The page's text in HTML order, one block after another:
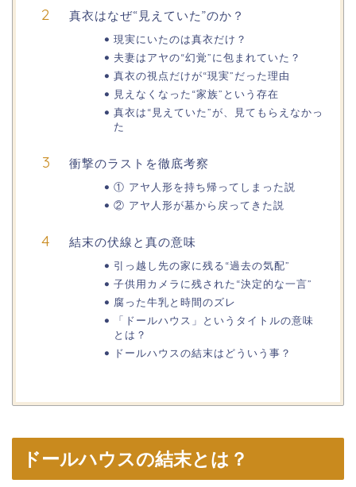
真衣はなぜ“見えていた”のか？
現実にいたのは真衣だけ？
夫妻はアヤの“幻覚”に包まれていた？
真衣の視点だけが“現実”だった理由
見えなくなった“家族”という存在
真衣は“見えていた”が、見てもらえなかっ
た
衝撃のラストを徹底考察
① アヤ人形を持ち帰ってしまった説
② アヤ人形が墓から戻ってきた説
結末の伏線と真の意味
引っ越し先の家に残る“過去の気配”
子供用カメラに残された“決定的な一言”
腐った牛乳と時間のズレ
「ドールハウス」というタイトルの意味
とは？
ドールハウスの結末はどういう事？
ドールハウスの結末とは？